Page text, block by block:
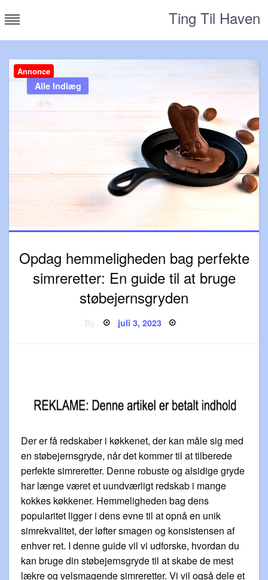
to
Ting Til Haven
Annonce
Alle Indlæg
Opdag hemmeligheden bag perfekte
simreretter: En guide til at bruge
støbejernsgryden
Posted
on
juli 3, 2023
Der er få redskaber i køkkenet, der kan måle sig med
en støbejernsgryde, når det kommer til at tilberede
perfekte simreretter. Denne robuste og alsidige gryde
har længe været et uundværligt redskab i mange
kokkes køkkener. Hemmeligheden bag dens
popularitet ligger i dens evne til at opnå en unik
simrekvalitet, der løfter smagen og konsistensen af
enhver ret. I denne guide vil vi udforske, hvordan du
kan bruge din støbejernsgryde til at skabe de mest
lækre og velsmagende simreretter. Vi vil også dele et